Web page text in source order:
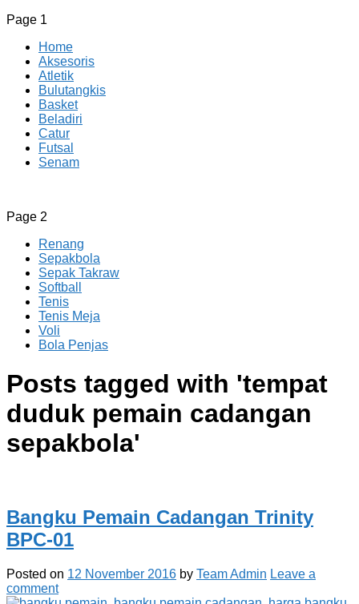
Page 1
Home
Aksesoris
Atletik
Bulutangkis
Basket
Beladiri
Catur
Futsal
Senam
CV JAYA BERSAMA Co Id
Menyediakan Semua Perlengkapan Olahraga Yang
Page 2
Renang
Sepakbola
Sepak Takraw
Softball
Tenis
Tenis Meja
Voli
Bola Penjas
Posts tagged with 'tempat
duduk pemain cadangan
sepakbola'
Bangku Pemain Cadangan Trinity
BPC-01
Posted on 12 November 2016 by Team Admin Leave a
comment